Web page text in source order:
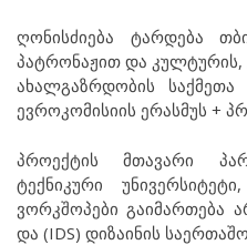
ღონისძიება ტარდება
პატრონაჟით და
ახალგაზრდობის საქმეთა
ევროკომისიის ერასმუს +
პროექტის მთავარი
ტექნიკური
ვორკშოპები გაიმართება
და (IDS) დიზაინის